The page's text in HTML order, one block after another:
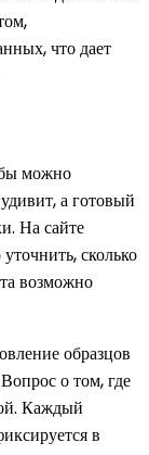
что дает
можно
а готовый
На сайте
сколько
возможно
образцов
о том, где
Каждый
в